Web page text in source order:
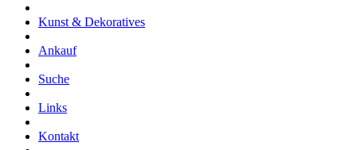
Kunst & Dekoratives
Ankauf
Suche
Links
Kontakt